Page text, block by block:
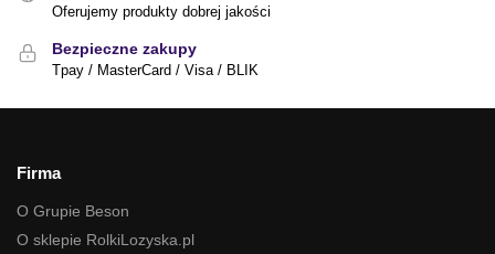
Oferujemy produkty dobrej jakości
Bezpieczne zakupy
Tpay / MasterCard / Visa / BLIK
Firma
O Grupie Beson
O sklepie RolkiLozyska.pl